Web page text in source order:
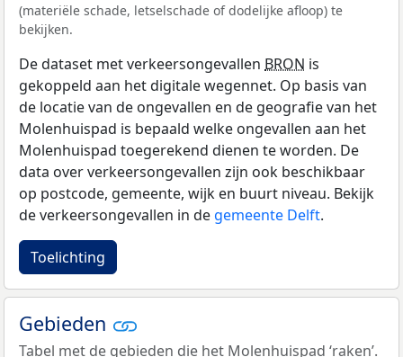
(materiële schade, letselschade of dodelijke afloop) te
bekijken.
De dataset met verkeersongevallen BRON is
gekoppeld aan het digitale wegennet. Op basis van
de locatie van de ongevallen en de geografie van het
Molenhuispad is bepaald welke ongevallen aan het
Molenhuispad toegerekend dienen te worden. De
data over verkeersongevallen zijn ook beschikbaar
op postcode, gemeente, wijk en buurt niveau. Bekijk
de verkeersongevallen in de gemeente Delft.
Toelichting
Gebieden
Tabel met de gebieden die het Molenhuispad ‘raken’.